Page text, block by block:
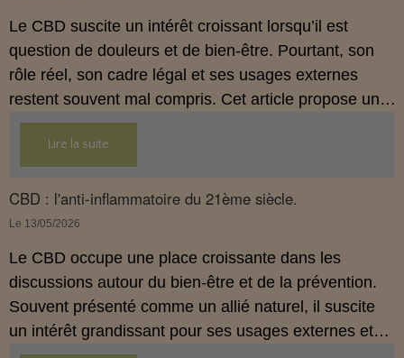
Le CBD suscite un intérêt croissant lorsqu’il est
question de douleurs et de bien‑être. Pourtant, son
rôle réel, son cadre légal et ses usages externes
restent souvent mal compris. Cet article propose une
mise au point claire, moderne et conforme à la
réglementation française de 2026, afin de mieux
comprendre comment le CBD s’intègre dans une
approche globale de prévention.
Lire la suite
CBD : l'anti-inflammatoire du 21ème siècle.
Le 13/05/2026
Le CBD occupe une place croissante dans les
discussions autour du bien‑être et de la prévention.
Souvent présenté comme un allié naturel, il suscite
un intérêt grandissant pour ses usages externes et